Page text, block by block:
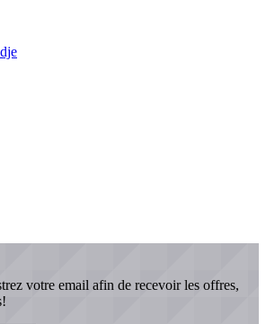
votre email afin de recevoir les offres,